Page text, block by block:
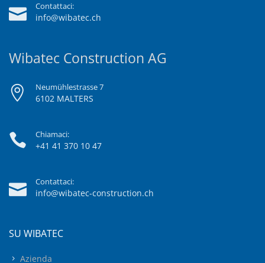
Contattaci:
info@wibatec.ch
Wibatec Construction AG
Neumühlestrasse 7
6102 MALTERS
Chiamaci:
+41 41 370 10 47
Contattaci:
info@wibatec-construction.ch
SU WIBATEC
Azienda